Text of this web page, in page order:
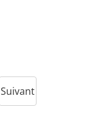
Suivant